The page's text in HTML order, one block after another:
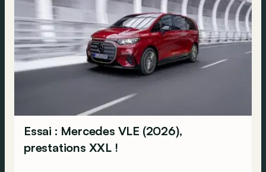
Essai : Mercedes VLE (2026),
prestations XXL !